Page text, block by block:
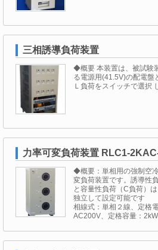
三相誘導負荷装置
◆概要 本装置は、被試験
る電源用(41.5V)の配電盤
Ｌ負荷をスイッチで選択
力率可変負荷装置 RLC1-
◆概要：単相用の強制空
変負荷装置です。誘導性
と容量性負荷（C負荷）
独立して設定可能です
相線式：単相２線、定格
AC200V、定格容量：2kW